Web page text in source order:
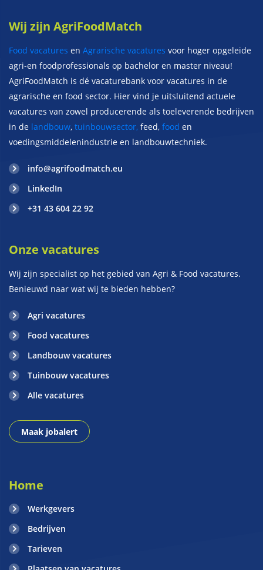
Wij zijn AgriFoodMatch
Food vacatures en Agrarische vacatures voor hoger opgeleide
agri-en foodprofessionals op bachelor en master niveau!
AgriFoodMatch is dé vacaturebank voor vacatures in de
agrarische en food sector. Hier vind je uitsluitend actuele
vacatures van zowel producerende als toeleverende bedrijven
in de landbouw, tuinbouwsector, feed, food en
voedingsmiddelenindustrie en landbouwtechniek.
info@agrifoodmatch.eu
LinkedIn
+31 43 604 22 92
Onze vacatures
Wij zijn specialist op het gebied van Agri & Food vacatures.
Benieuwd naar wat wij te bieden hebben?
Agri vacatures
Food vacatures
Landbouw vacatures
Tuinbouw vacatures
Alle vacatures
Maak jobalert
Home
Werkgevers
Bedrijven
Tarieven